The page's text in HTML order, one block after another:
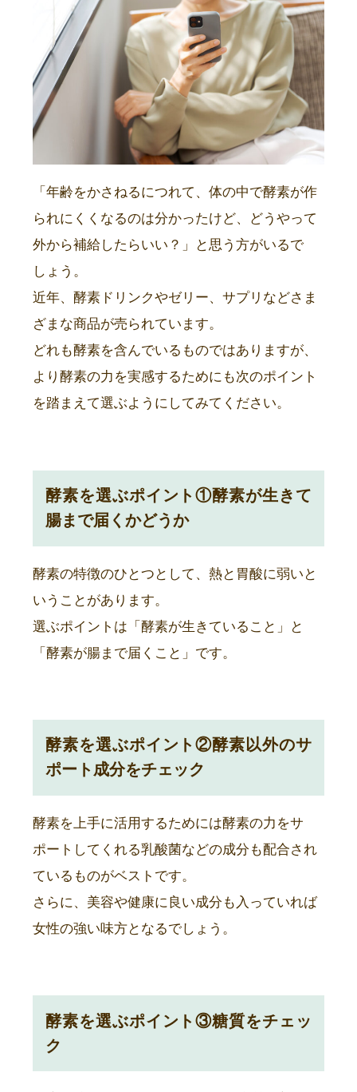
「年齢をかさねるにつれて、体の中で酵素が作
られにくくなるのは分かったけど、どうやって
外から補給したらいい？」と思う方がいるで
しょう。
近年、酵素ドリンクやゼリー、サプリなどさま
ざまな商品が売られています。
どれも酵素を含んでいるものではありますが、
より酵素の力を実感するためにも次のポイント
を踏まえて選ぶようにしてみてください。
酵素を選ぶポイント①酵素が生きて
腸まで届くかどうか
酵素の特徴のひとつとして、熱と胃酸に弱いと
いうことがあります。
選ぶポイントは「酵素が生きていること」と
「酵素が腸まで届くこと」です。
酵素を選ぶポイント②酵素以外のサ
ポート成分をチェック
酵素を上手に活用するためには酵素の力をサ
ポートしてくれる乳酸菌などの成分も配合され
ているものがベストです。
さらに、美容や健康に良い成分も入っていれば
女性の強い味方となるでしょう。
酵素を選ぶポイント③糖質をチェッ
ク